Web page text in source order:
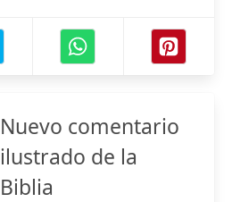
Nuevo comentario
ilustrado de la
Biblia